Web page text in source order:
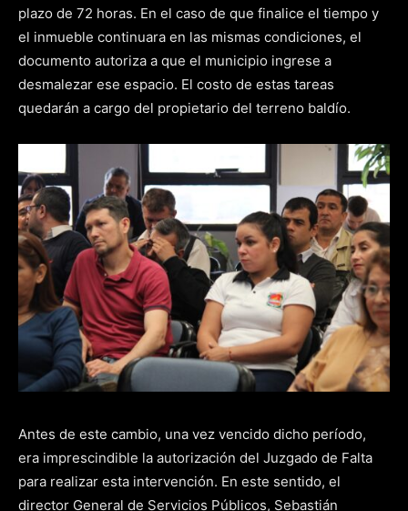
plazo de 72 horas. En el caso de que finalice el tiempo y
el inmueble continuara en las mismas condiciones, el
documento autoriza a que el municipio ingrese a
desmalezar ese espacio. El costo de estas tareas
quedarán a cargo del propietario del terreno baldío.
Antes de este cambio, una vez vencido dicho período,
era imprescindible la autorización del Juzgado de Falta
para realizar esta intervención. En este sentido, el
director General de Servicios Públicos, Sebastián